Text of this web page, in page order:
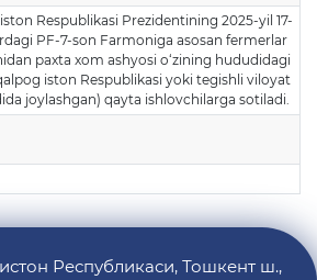
Respublikasi Prezidentining 2025-yil 17-
PF-7-son Farmoniga asosan fermerlar
paxta xom ashyosi o‘zining hududidagi
iston Respublikasi yoki tegishli viloyat
joylashgan) qayta ishlovchilarga sotiladi.
Республикаси, Тошкент ш.,